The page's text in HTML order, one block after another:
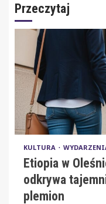
Przeczytaj
KULTURA
Etiopia w
odkrywa
plemion